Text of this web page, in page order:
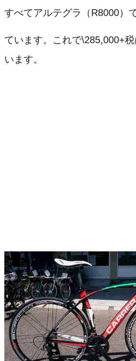
すべてアルテグラ（R8000）
ています。これで\285,000+
います。